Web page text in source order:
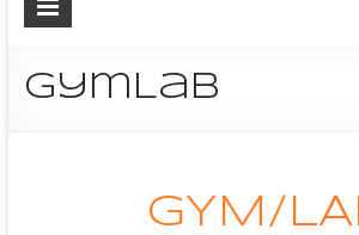
GymLab
GYM/